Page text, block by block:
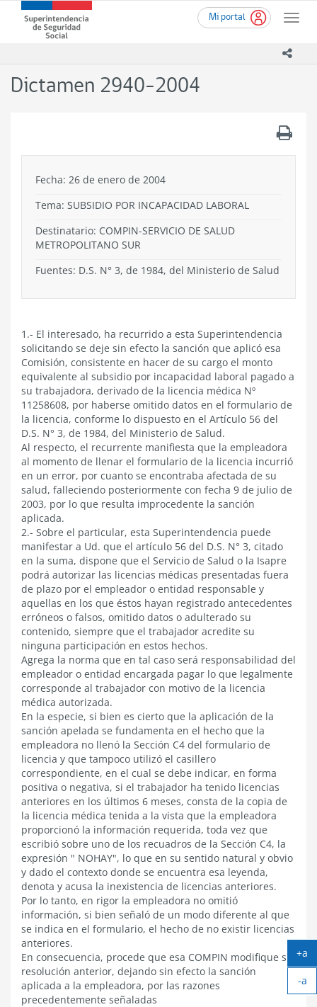
contenido
Mi portal
Toggle
Superintendencia
de
-
Dictamen 2940-2004
Fecha: 26 de enero de 2004
Tema: SUBSIDIO POR INCAPACIDAD LABORAL
Destinatario: COMPIN-SERVICIO DE SALUD
METROPOLITANO SUR
Fuentes: D.S. N° 3, de 1984, del Ministerio de Salud
1.- El interesado, ha recurrido a esta Superintendencia
solicitando se deje sin efecto la sanción que aplicó esa
Comisión, consistente en hacer de su cargo el monto
equivalente al subsidio por incapacidad laboral pagado a
su trabajadora, derivado de la licencia médica Nº
11258608, por haberse omitido datos en el formulario de
la licencia, conforme lo dispuesto en el Artículo 56 del
D.S. N° 3, de 1984, del Ministerio de Salud.
Al respecto, el recurrente manifiesta que la empleadora
al momento de llenar el formulario de la licencia incurrió
en un error, por cuanto se encontraba afectada de su
salud, falleciendo posteriormente con fecha 9 de julio de
2003, por lo que resulta improcedente la sanción
aplicada.
2.- Sobre el particular, esta Superintendencia puede
manifestar a Ud. que el artículo 56 del D.S. N° 3, citado
en la suma, dispone que el Servicio de Salud o la Isapre
podrá autorizar las licencias médicas presentadas fuera
de plazo por el empleador o entidad responsable y
aquellas en los que éstos hayan registrado antecedentes
erróneos o falsos, omitido datos o adulterado su
contenido, siempre que el trabajador acredite su
ninguna participación en estos hechos.
Agrega la norma que en tal caso será responsabilidad del
empleador o entidad encargada pagar lo que legalmente
corresponde al trabajador con motivo de la licencia
médica autorizada.
En la especie, si bien es cierto que la aplicación de la
sanción apelada se fundamenta en el hecho que la
empleadora no llenó la Sección C4 del formulario de
licencia y que tampoco utilizó el casillero
correspondiente, en el cual se debe indicar, en forma
positiva o negativa, si el trabajador ha tenido licencias
anteriores en los últimos 6 meses, consta de la copia de
la licencia médica tenida a la vista que la empleadora
proporcionó la información requerida, toda vez que
escribió sobre uno de los recuadros de la Sección C4, la
expresión " NOHAY", lo que en su sentido natural y obvio
y dado el contexto donde se encuentra esa leyenda,
denota y acusa la inexistencia de licencias anteriores.
Por lo tanto, en rigor la empleadora no omitió
información, si bien señaló de un modo diferente al que
se indica en el formulario, el hecho de no existir licencias
anteriores.
En consecuencia, procede que esa COMPIN modifique su
resolución anterior, dejando sin efecto la sanción
aplicada a la empleadora, por las razones
precedentemente señaladas
+a
-a